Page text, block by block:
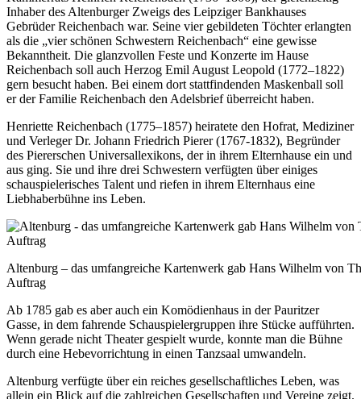
Inhaber des Altenburger Zweigs des Leipziger Bankhauses
Gebrüder Reichenbach war. Seine vier gebildeten Töchter erlangten
als die „vier schönen Schwestern Reichenbach“ eine gewisse
Bekanntheit. Die glanzvollen Feste und Konzerte im Hause
Reichenbach soll auch Herzog Emil August Leopold (1772–1822)
gern besucht haben. Bei einem dort stattfindenden Maskenball soll
er der Familie Reichenbach den Adelsbrief überreicht haben.
Henriette Reichenbach (1775–1857) heiratete den Hofrat, Mediziner
und Verleger Dr. Johann Friedrich Pierer (1767-1832), Begründer
des Piererschen Universallexikons, der in ihrem Elternhause ein und
aus ging. Sie und ihre drei Schwestern verfügten über einiges
schauspielerisches Talent und riefen in ihrem Elternhaus eine
Liebhaberbühne ins Leben.
Altenburg – das umfangreiche Kartenwerk gab Hans Wilhelm von
Auftrag
Ab 1785 gab es aber auch ein Komödienhaus in der Pauritzer
Gasse, in dem fahrende Schauspielergruppen ihre Stücke aufführten.
Wenn gerade nicht Theater gespielt wurde, konnte man die Bühne
durch eine Hebevorrichtung in einen Tanzsaal umwandeln.
Altenburg verfügte über ein reiches gesellschaftliches Leben, was
allein ein Blick auf die zahlreichen Gesellschaften und Vereine zeigt.